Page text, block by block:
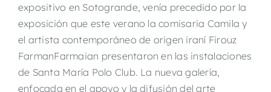
expositivo en Sotogrande, venía precedido por la
exposición que este verano la comisaria Camila y
el artista contemporáneo de origen iraní Firouz
FarmanFarmaian presentaron en las instalaciones
de Santa María Polo Club. La nueva galería,
enfocada en el apoyo y la difusión del arte